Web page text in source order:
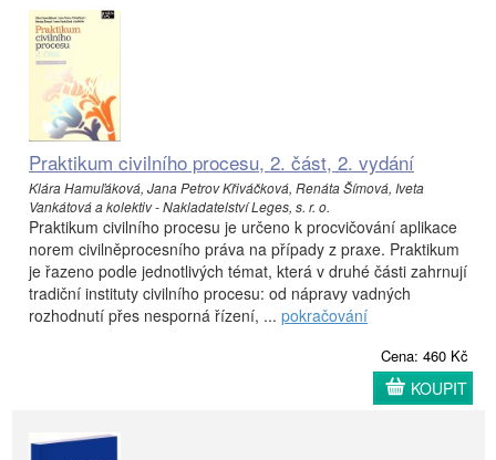
Praktikum civilního procesu, 2. část, 2. vydání
Klára Hamuľáková, Jana Petrov Křiváčková, Renáta Šímová, Iveta
Vankátová a kolektiv - Nakladatelství Leges, s. r. o.
Praktikum civilního procesu je určeno k procvičování aplikace
norem civilněprocesního práva na případy z praxe. Praktikum
je řazeno podle jednotlivých témat, která v druhé části zahrnují
tradiční instituty civilního procesu: od nápravy vadných
rozhodnutí přes nesporná řízení, ... pokračování
Cena: 460 Kč
KOUPIT